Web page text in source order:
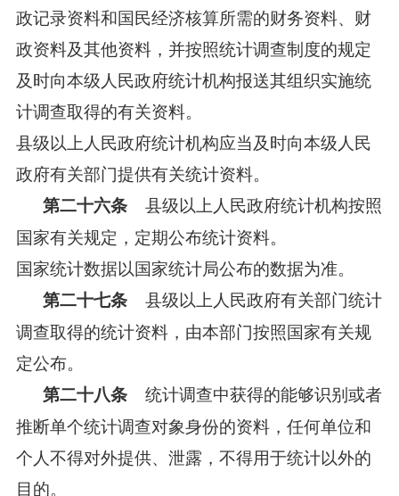
政记录资料和国民经济核算所需的财务资料、财
政资料及其他资料，并按照统计调查制度的规定
及时向本级人民政府统计机构报送其组织实施统
计调查取得的有关资料。
县级以上人民政府统计机构应当及时向本级人民
政府有关部门提供有关统计资料。
第二十六条县级以上人民政府统计机构按照
国家有关规定，定期公布统计资料。
国家统计数据以国家统计局公布的数据为准。
第二十七条县级以上人民政府有关部门统计
调查取得的统计资料，由本部门按照国家有关规
定公布。
第二十八条统计调查中获得的能够识别或者
推断单个统计调查对象身份的资料，任何单位和
个人不得对外提供、泄露，不得用于统计以外的
目的。